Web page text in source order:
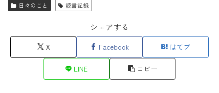
日々のこと 読書記録
シェアする
X Facebook はてブ
LINE コピー